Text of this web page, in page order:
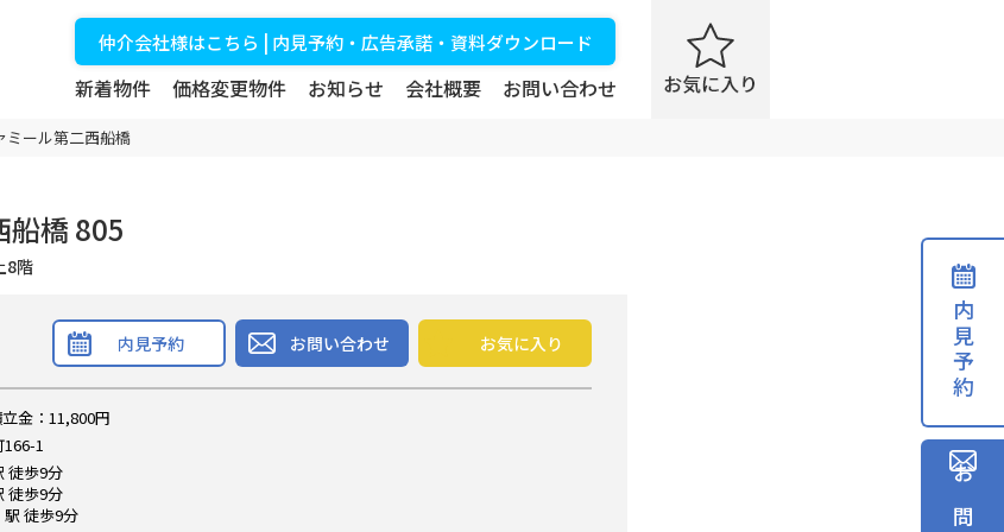
仲介会社様はこちら | 内見予約・広告承諾・資料ダウンロード
新着物件 価格変更物件 お知らせ 会社概要 お問い合わせ
ミール第二西船橋
船橋 805
8階
内見予約 お問い合わせ お気に入り
金：11,800円
1
徒歩9分
徒歩9分
徒歩9分
内見予約